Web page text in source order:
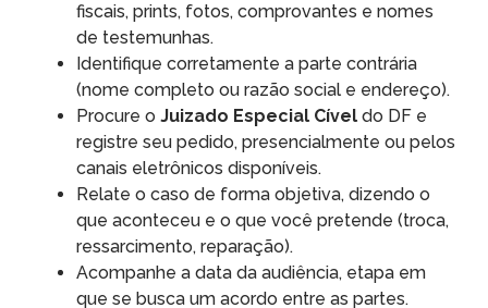
fiscais, prints, fotos, comprovantes e nomes
de testemunhas.
Identifique corretamente a parte contrária
(nome completo ou razão social e endereço).
Procure o Juizado Especial Cível do DF e
registre seu pedido, presencialmente ou pelos
canais eletrônicos disponíveis.
Relate o caso de forma objetiva, dizendo o
que aconteceu e o que você pretende (troca,
ressarcimento, reparação).
Acompanhe a data da audiência, etapa em
que se busca um acordo entre as partes.